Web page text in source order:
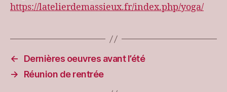
https://latelierdemassieux.fr/index.php/yoga/
←
Dernières oeuvres avant l’été
→
Réunion de rentrée